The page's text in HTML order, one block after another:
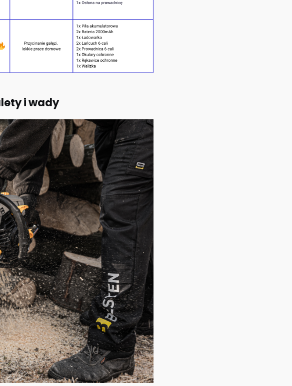
i wady